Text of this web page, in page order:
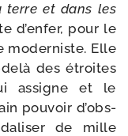
et dans les
d’en­fer, pour le
moder­niste. Elle
des étroites
assigne et le
pou­voir d’obs­
de mille